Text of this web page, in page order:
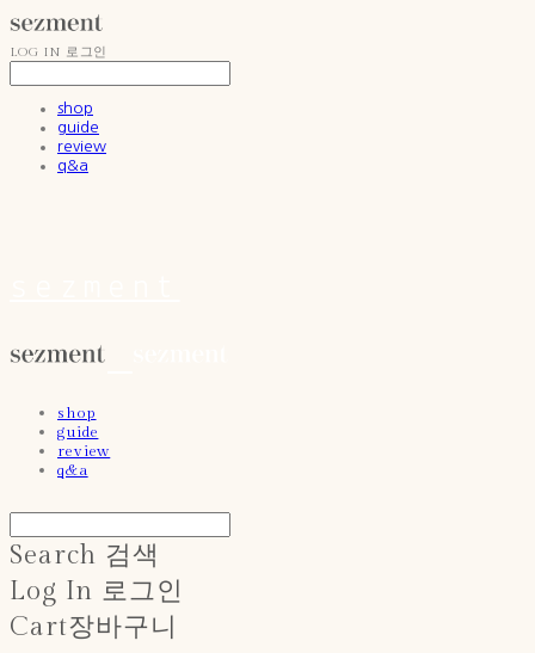
LOG IN 로그인
shop
guide
review
q&a
shop
guide
review
q&a
Search 검색
Log In 로그인
Cart장바구니